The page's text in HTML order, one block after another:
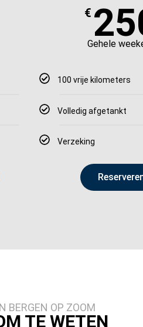
€
Gehele
100 vrije kilometers
Volledig afgetankt
Verzeking
BERGEN OP ZOOM
TE WETEN